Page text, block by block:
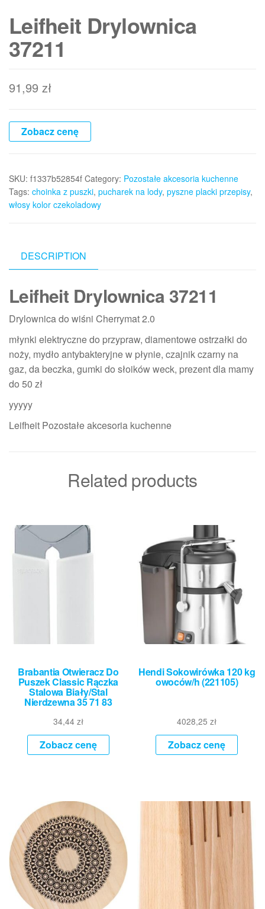
Leifheit Drylownica
37211
91,99 zł
Zobacz cenę
SKU: f1337b52854f Category: Pozostałe akcesoria kuchenne
Tags: choinka z puszki, pucharek na lody, pyszne placki przepisy,
włosy kolor czekoladowy
DESCRIPTION
Leifheit Drylownica 37211
Drylownica do wiśni Cherrymat 2.0
młynki elektryczne do przypraw, diamentowe ostrzałki do
noży, mydło antybakteryjne w płynie, czajnik czarny na
gaz, da beczka, gumki do słoików weck, prezent dla mamy
do 50 zł
yyyyy
Leifheit Pozostałe akcesoria kuchenne
Related products
Brabantia Otwieracz Do
Puszek Classic Rączka
Stalowa Biały/Stal
Nierdzewna 35 71 83
34,44 zł
Zobacz cenę
Hendi Sokowirówka 120 kg
owoców/h (221105)
4028,25zł
Zobacz cenę